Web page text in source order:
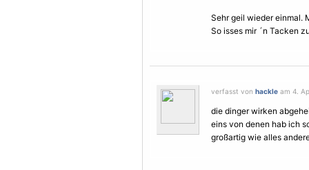
Sehr geil wieder einmal.
So isses mir ´n Tacken
verfasst von hackle am 4.
die dinger wirken
eins von denen hab ich
großartig wie alles